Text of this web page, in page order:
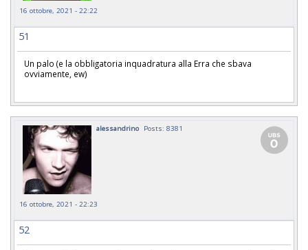
16 ottobre, 2021 - 22:22
51
Un palo (e la obbligatoria inquadratura alla Erra che sbava
ovviamente, ew)
alessandrino Posts: 8381
16 ottobre, 2021 - 22:23
52